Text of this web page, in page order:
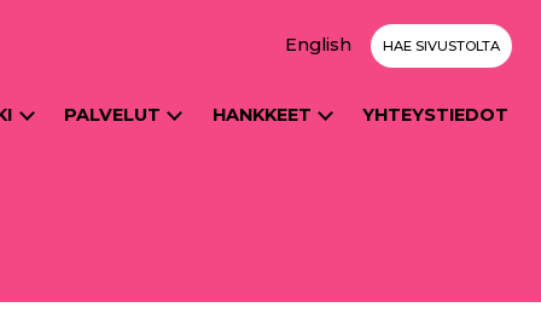
English HAE SIVUSTOLTA
PALVELUT HANKKEET YHTEYSTIEDOT